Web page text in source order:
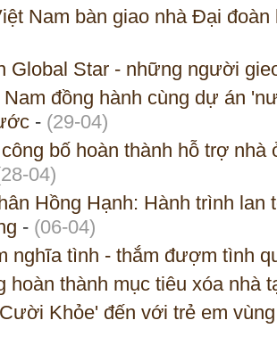
Nam bàn giao nhà Đại đoàn
Global Star - những người
Nam đồng hành cùng dự án
- (29-04)
bố hoàn thành hỗ trợ nhà
04)
Hồng Hạnh: Hành trình lan
- (06-04)
nghĩa tình - thắm đượm tình
hoàn thành mục tiêu xóa nhà
Khỏe' đến với trẻ em